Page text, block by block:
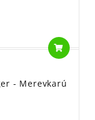
- Merevkarú